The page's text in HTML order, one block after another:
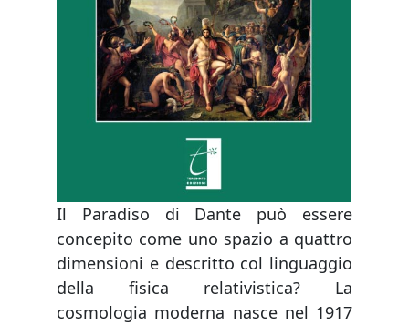
Il Paradiso di Dante può essere
concepito come uno spazio a quattro
dimensioni e descritto col linguaggio
della fisica relativistica? La
cosmologia moderna nasce nel 1917